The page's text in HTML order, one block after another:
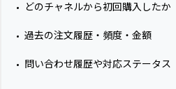
どのチャネルから初回購入したか
過去の注文履歴・頻度・金額
問い合わせ履歴や対応ステータス